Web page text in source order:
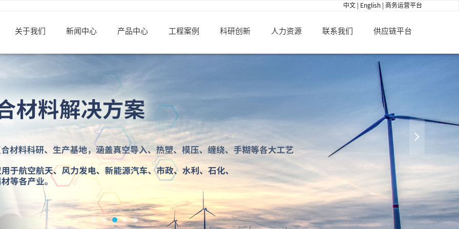
中文 English 商务运营平台
关于我们 新闻中心 产品中心 工程案例 科研创新 人力资源 联系我们 供应链平台